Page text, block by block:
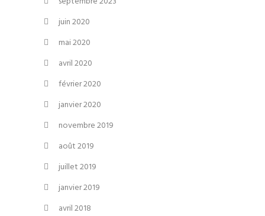
juin 2020
mai 2020
avril 2020
février 2020
janvier 2020
novembre 2019
août 2019
juillet 2019
janvier 2019
avril 2018